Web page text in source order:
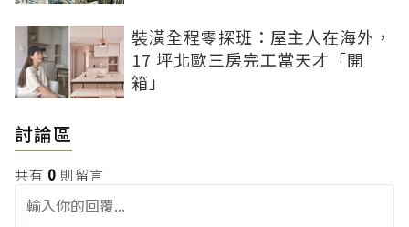
裝潢全程零探班：屋主人在海外，
17 坪北歐三房完工當天才「開
箱」
討論區
共有 0 則留言